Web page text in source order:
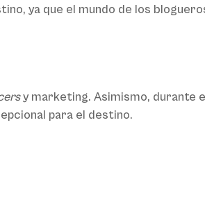
ya que el mundo de los
y marketing. Asimismo, durante
para el destino.